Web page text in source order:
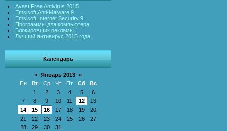
Avast Free Antivirus 2015
Emsisoft Anti-Malware 9
Emsisoft Internet Security 9
Программы для компьютера
Блокировщик рекламы
Лучший антивирус 2015 года
Календарь
« Январь 2013 »
Пн
Вт Ср Чт Пт Сб
Вс
1
2 3 4 5
6
7
8 9 10 11 12
13
14
15 16 17 18 19
20
21
22 23 24 25 26
27
28
29 30 31